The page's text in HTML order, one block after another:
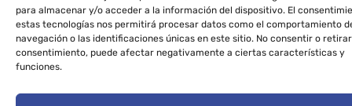
para almacenar y/o acceder a la información del dispositivo. El
estas tecnologías nos permitirá procesar datos como el comportamiento
navegación o las identificaciones únicas en este sitio. No consentir o
consentimiento, puede afectar negativamente a ciertas características y
funciones.